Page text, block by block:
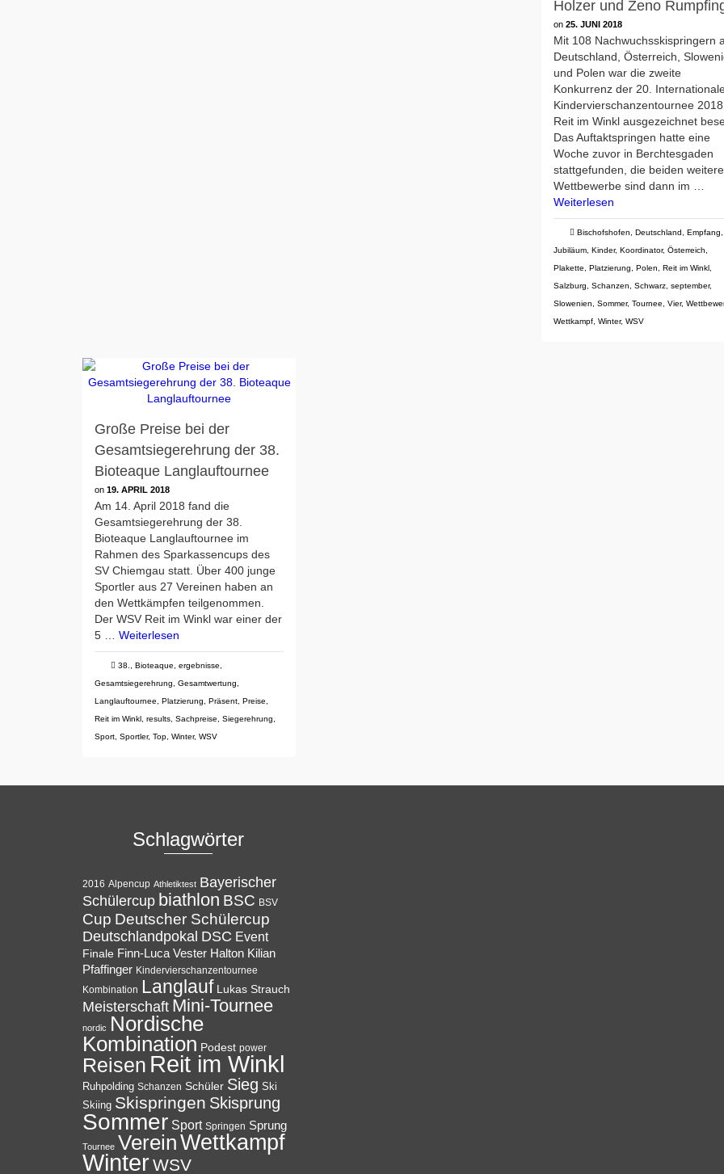
Holzer und Zeno
on25. JUNI 2018
Mit 108 Nachwuchsskispringern
Deutschland, Österreich,
und Polen war die zweite
Konkurrenz der 20.
Kindervierschanzentournee
Reit im Winkl ausgezeichnet
Das Auftaktspringen hatte eine
Woche zuvor in Berchtesgaden
stattgefunden, die beiden
Wettbewerbe sind dann im …
Weiterlesen
Bischofshofen ,Deutschland ,Empfang
Jubiläum ,Kinder,Koordinator,Österreich
Plakette
,Platzierung ,Polen ,Reit im Winkl
Salzburg
,Schanzen ,Schwarz ,september,
Slowenien
,Sommer,Tournee ,Vier,
Wettkampf ,Winter,WSV
Große Preise bei der
Gesamtsiegerehrung der 38.
Bioteaque Langlauftournee
on 19. APRIL 2018
Am 14. April 2018 fand die
Gesamtsiegerehrung der 38.
Bioteaque Langlauftournee im
Rahmen des Sparkassencups des
SV Chiemgau statt. Über 400 junge
Sportler aus 27 Vereinen haben an
den Wettkämpfen teilgenommen.
Der WSV Reit im Winkl war einer der
5 … Weiterlesen
38. Bioteaque ergebnisse
Gesamtsiegerehrung
Gesamtwertung
Langlauftournee
Platzierung Präsent Preise
Reit im Winkl results Sachpreise Siegerehrung
Sport Sportler, Top Winter, WSV
Schlagwörter
2016 Alpencup Athletiktest Bayerischer
Schülercup biathlon BSC BSV
Cup Deutscher Schülercup
Deutschlandpokal DSC Event
Finale Finn-Luca Vester Halton Kilian
Pfaffinger Kindervierschanzentournee
Kombination Langlauf Lukas Strauch
Meisterschaft Mini-Tournee
nordic Nordische
Kombination Podest power
Reisen Reit im Winkl
Ruhpolding Schanzen Schüler Sieg Ski
Skiing Skispringen Skisprung
Sommer Sport Springen Sprung
Tournee VereinWettkampf
WinterWSV